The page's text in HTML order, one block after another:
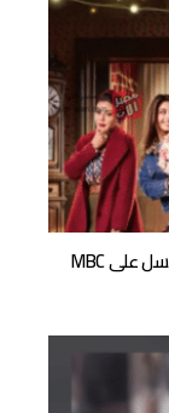
نص الشعب اسمه محمد مواعيد عرض المسلسل على MBC